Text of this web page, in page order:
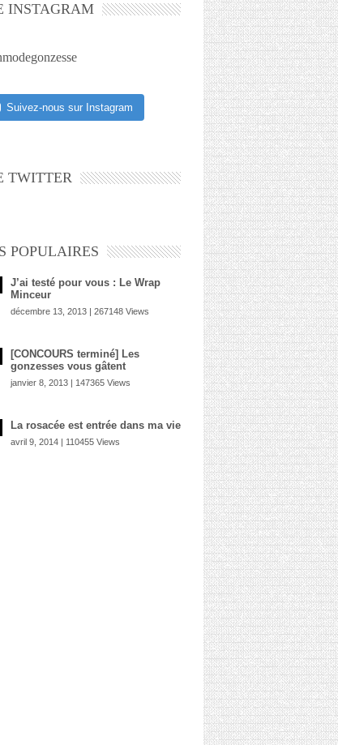
INSTAGRAM
Suivez-nous sur Instagram
TWITTER
POPULAIRES
J’ai testé pour vous : Le Wrap
Minceur
décembre 13, 2013 | 267148 Views
[CONCOURS terminé] Les
gonzesses vous gâtent
janvier 8, 2013 | 147365 Views
La rosacée est entrée dans ma vie
avril 9, 2014 | 110455 Views